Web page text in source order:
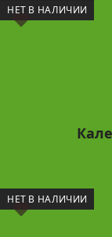
НЕТ В НАЛИЧИИ
НЕТ В НАЛИЧИИ